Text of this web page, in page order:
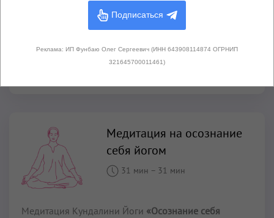
совершенства в жизни. Она может справиться с
депрессией, упадком духа, укрепляет нервную
систему.
Медитация на осознание
себя йогом
31 мин – 31 мин
Медитация Кундалини Йоги «Осознание себя
Подписаться
Реклама: ИП Фунбаю Олег Сергеевич (ИНН 643908114874 ОГРНИП
321645700011461)